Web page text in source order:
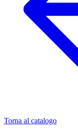
Torna al catalogo